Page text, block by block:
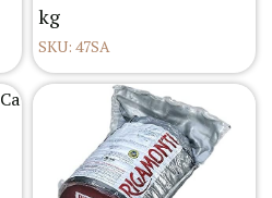
kg
SKU: 47SA